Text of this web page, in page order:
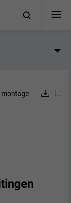
montage